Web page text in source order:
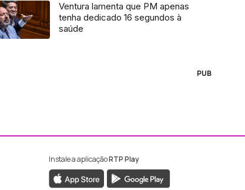
Ventura lamenta que PM apenas
tenha dedicado 16 segundos à
saúde
PUB
da RTP Madeira
da RTP Madeira
Instale a aplicaçãoRTP Play